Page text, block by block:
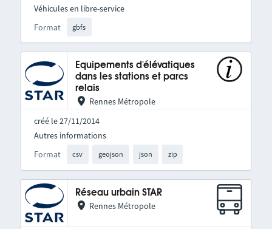
Format gbfs
Véhicules en libre-service
Equipements d'élévatiques
dans les stations et parcs
relais
Rennes Métropole
créé le 27/11/2014
Format csv geojson json zip
Autres informations
Réseau urbain STAR
Rennes Métropole